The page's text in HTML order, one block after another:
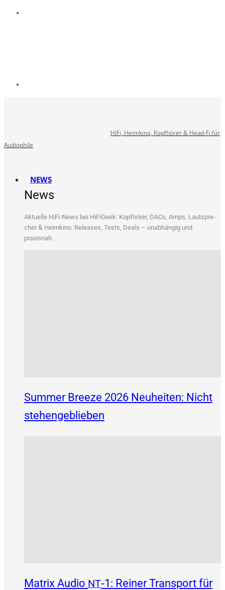
HiFi, Heimkino, Kopfhörer & Head-Fi für
Audiophile
NEWS
News
Aktu­el­le HiFi-News bei HiFi­Ge­ek: Kopf­hö­rer, DACs, Amps, Laut­spre­
cher & Heim­ki­no. Releases, Tests, Deals – unab­hän­gig und
praxisnah.
Summer Breeze 2026 Neuheiten: Nicht
stehengeblieben
Matrix Audio NT‑1: Reiner Transport für